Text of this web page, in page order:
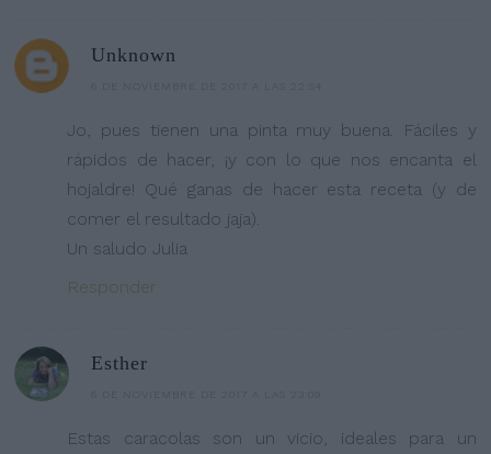
Unknown
Jo, pues tienen una pinta muy buena. Fáciles y
rápidos de hacer, ¡y con lo que nos encanta el
hojaldre! Qué ganas de hacer esta receta (y de
comer el resultado jaja).
Un saludo Julia
Responder
Esther
Estas caracolas son un vicio, ideales para un